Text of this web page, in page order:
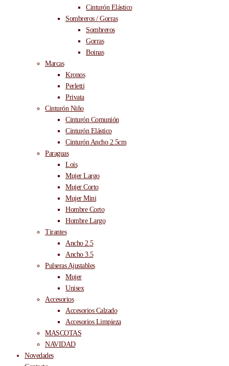
Cinturón Elástico
Sombreros / Gorras
Sombreros
Gorras
Boinas
Marcas
Kronos
Perletti
Privata
Cinturón Niño
Cinturón Comunión
Cinturón Elástico
Cinturón Ancho 2.5cm
Paraguas
Lois
Mujer Largo
Mujer Corto
Mujer Mini
Hombre Corto
Hombre Largo
Tirantes
Ancho 2.5
Ancho 3.5
Pulseras Ajustables
Mujer
Unisex
Accesorios
Accesorios Calzado
Accesorios Limpieza
MASCOTAS
NAVIDAD
Novedades